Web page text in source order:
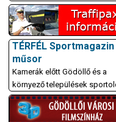
A GÖDÖLLŐI ÉS
KÖRNYÉKBELI
KULTURÁLIS- ÉS
OLDALUNKON
KÖZZÉ!
TÉRFÉL Sportmagazin
műsor
Kamerák előtt Gödöllő és a
környező települések